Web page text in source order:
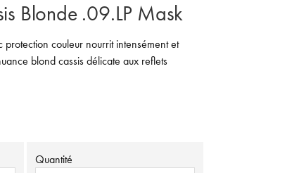
Blonde .09.LP Mask
couleur nourrit intensément et
blond cassis délicate aux reflets
Quantité